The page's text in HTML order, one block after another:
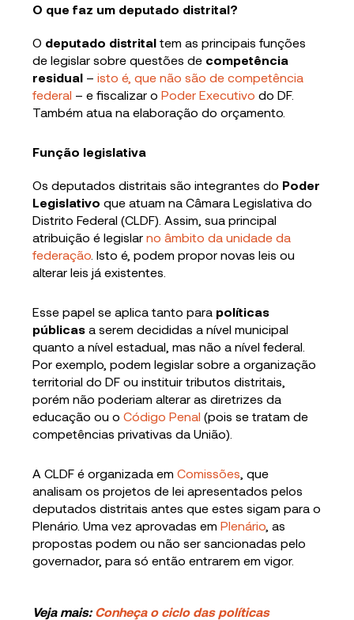
O que faz um deputado distrital?
O deputado distrital tem as principais funções
de legislar sobre questões de competência
residual –isto é, que não são de competência
federal – e fiscalizar oPoder Executivo do DF.
Também atua na elaboração do orçamento.
Função legislativa
Os deputados distritais são integrantes do Poder
Legislativo que atuam na Câmara Legislativa do
Distrito Federal (CLDF). Assim, sua principal
atribuição é legislarno âmbito da unidade da
federação . Isto é, podem propor novas leis ou
alterar leis já existentes.
Esse papel se aplica tanto para políticas
públicas a serem decididas a nível municipal
quanto a nível estadual, mas não a nível federal.
Por exemplo, podem legislar sobre a organização
territorial do DF ou instituir tributos distritais,
porém não poderiam alterar as diretrizes da
educação ou oCódigo Penal (pois se tratam de
competências privativas da União).
A CLDF é organizada emComissões , que
analisam os projetos de lei apresentados pelos
deputados distritais antes que estes sigam para o
Plenário. Uma vez aprovadas emPlenário , as
propostas podem ou não ser sancionadas pelo
governador, para só então entrarem em vigor.
Veja mais: Conheça o ciclo das políticas